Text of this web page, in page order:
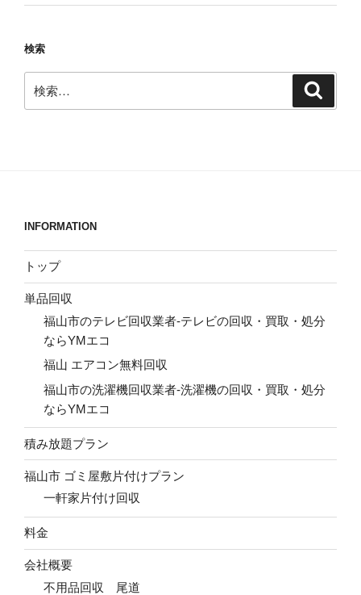
検索
索:
INFORMATION
トップ
単品回収
福山市のテレビ回収業者-テレビの回収・買取・処分
ならYMエコ
福山 エアコン無料回収
福山市の洗濯機回収業者-洗濯機の回収・買取・処分
ならYMエコ
積み放題プラン
福山市 ゴミ屋敷片付けプラン
一軒家片付け回収
料金
会社概要
不用品回収 尾道